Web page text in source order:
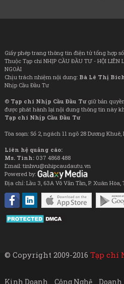
Giấy phép trang thông tin điện tử tổng hợp số
Thuộc Tạp chí NHỊP CẦU ĐẦU TƯ - HỘI LIÊN
NGOÀI
Chịu trách nhiệm nội dung: Bà Lê Thị
Nhịp Cầu Đầu Tư
© Tạp chí Nhịp Cầu Đầu Tưgiữ bản
được phát hành lại nội dung thông tin này
Tạp chí Nhịp Cầu Đầu Tư
Tòa soạn: Số 2, ngách 11 ngõ 28 Dương Khuê,
Liên hệ quảng cáo:
Ms. Tình: 037 4868 488
Email: tinhvu@nhipcaudautu.vn
Powered by:
Địa chỉ: Lầu 3, 63A Võ Văn Tần, P. Xuân Hòa,
© Copyright 2009-2016 Tạp chí
Kinh Doanh Công Nghệ Doanh